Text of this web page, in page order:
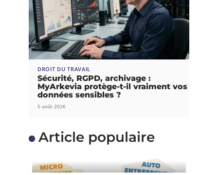
DROIT DU TRAVAIL
Sécurité, RGPD, archivage :
MyArkevia protège-t-il vraiment vos
données sensibles ?
5 août 2026
Article populaire